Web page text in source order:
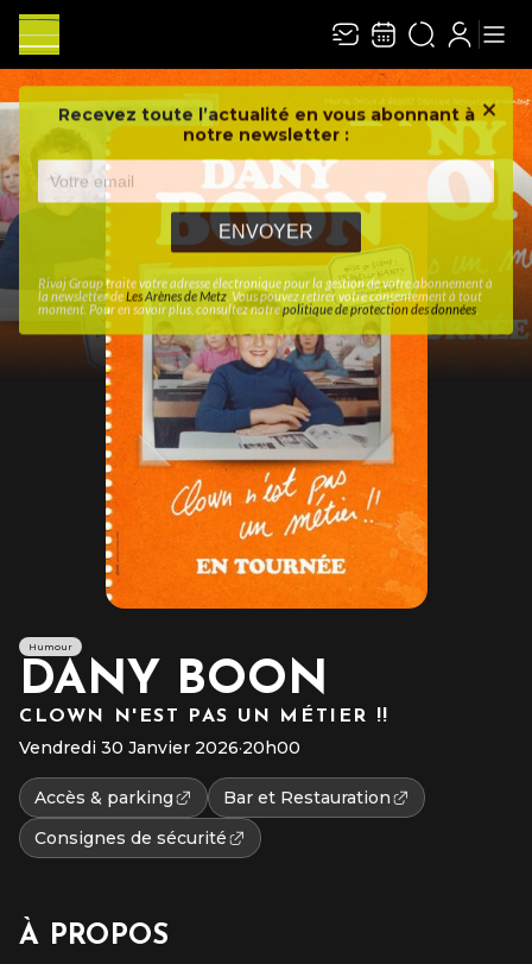
Recevez toute l’actualité en vous abonnant à
notre newsletter :
ENVOYER
Rivaj Group traite votre adresse électronique pour la gestion de votre abonnement à
la newsletter deLes Arènes de Metz. Vous pouvez retirer votre consentement à tout
moment. Pour en savoir plus, consultez notrepolitique de protection des données.
Humour
DANY BOON
CLOWN N'EST PAS UN MÉTIER !!
Vendredi 30 Janvier 2026·20h00
Accès & parking
Bar et Restauration
Consignes de sécurité
À PROPOS